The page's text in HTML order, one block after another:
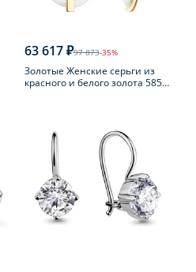
63 617 ₽97 873-35%
Золотые Женские серьги из
красного и белого золота 585